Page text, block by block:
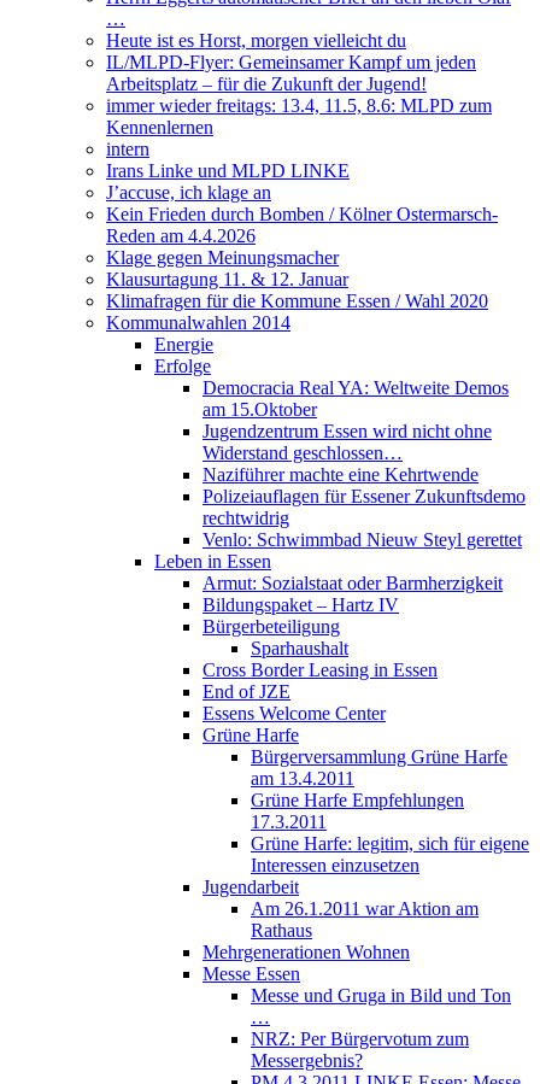
…
Heute ist es Horst, morgen vielleicht du
IL/MLPD-Flyer: Gemeinsamer Kampf um jeden
Arbeitsplatz – für die Zukunft der Jugend!
immer wieder freitags: 13.4, 11.5, 8.6: MLPD zum
Kennenlernen
intern
Irans Linke und MLPD LINKE
J’accuse, ich klage an
Kein Frieden durch Bomben / Kölner Ostermarsch-
Reden am 4.4.2026
Klage gegen Meinungsmacher
Klausurtagung 11. & 12. Januar
Klimafragen für die Kommune Essen / Wahl 2020
Kommunalwahlen 2014
Energie
Erfolge
Democracia Real YA: Weltweite Demos
am 15.Oktober
Jugendzentrum Essen wird nicht ohne
Widerstand geschlossen…
Naziführer machte eine Kehrtwende
Polizeiauflagen für Essener Zukunftsdemo
rechtwidrig
Venlo: Schwimmbad Nieuw Steyl gerettet
Leben in Essen
Armut: Sozialstaat oder Barmherzigkeit
Bildungspaket – Hartz IV
Bürgerbeteiligung
Sparhaushalt
Cross Border Leasing in Essen
End of JZE
Essens Welcome Center
Grüne Harfe
Bürgerversammlung Grüne Harfe
am 13.4.2011
Grüne Harfe Empfehlungen
17.3.2011
Grüne Harfe: legitim, sich für eigene
Interessen einzusetzen
Jugendarbeit
Am 26.1.2011 war Aktion am
Rathaus
Mehrgenerationen Wohnen
Messe Essen
Messe und Gruga in Bild und Ton
…
NRZ: Per Bürgervotum zum
Messergebnis?